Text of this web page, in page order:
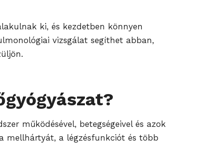
ki, és kezdetben könnyen
vizsgálat segíthet abban,
működésével, betegségeivel és azok
mellhártyát, a légzésfunkciót és több